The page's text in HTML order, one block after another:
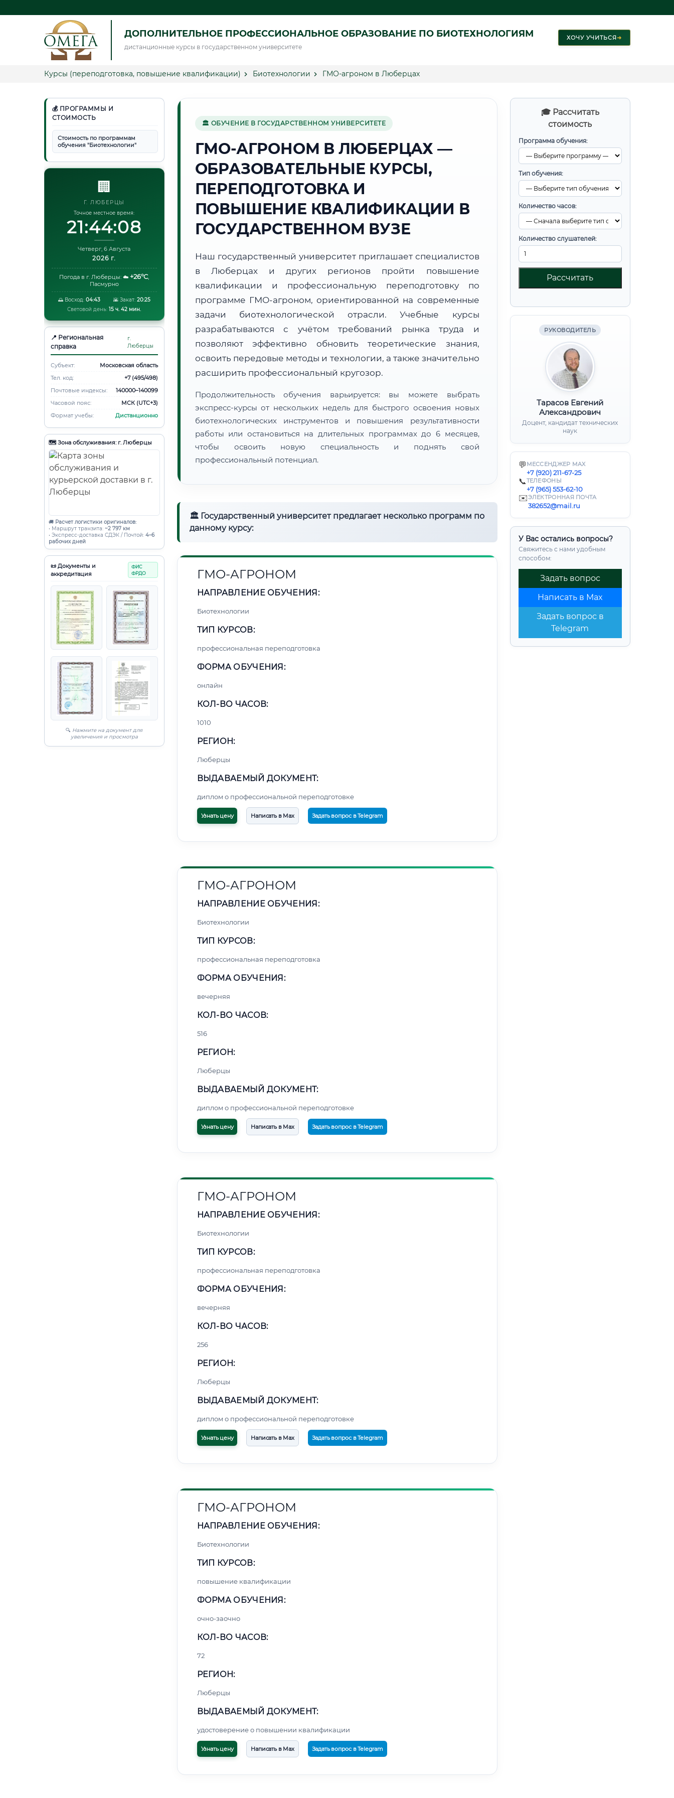
ДОПОЛНИТЕЛЬНОЕ ПРОФЕССИОНАЛЬНОЕ ОБРАЗОВАНИЕ ПО БИОТЕХНОЛОГИЯМ
дистанционные курсы в государственном университете
ХОЧУ УЧИТЬСЯ➜
Курсы (переподготовка, повышение квалификации) Биотехнологии ГМО-агроном в Люберцах
💰 ПРОГРАММЫ И
СТОИМОСТЬ
Стоимость по программам
обучения "Биотехнологии"
🏢
Г. ЛЮБЕРЦЫ
Точное местное время:
21:44:09
Четверг, 6 Августа
2026 г.
Погода в г. Люберцы: ☁️ +26°C,
Пасмурно
🌅 Восход: 04:43 🌇 Закат: 20:25
Световой день: 15 ч. 42 мин.
📍 Региональная
справка
г.
Люберцы
Субъект:
Московская область
Тел. код:
+7 (495/498)
Почтовые индексы:
140000–140099
Часовой пояс:
МСК (UTC+3)
Формат учебы:
Дистанционно
🗺️ Зона обслуживания: г. Люберцы
🚚 Расчет логистики оригиналов:
• Маршрут транзита: ~2 797 км
• Экспресс-доставка СДЭК / Почтой: 4–6
рабочих дней
📜 Документы и
аккредитация
ФИС
ФРДО
🔍 Нажмите на документ для
увеличения и просмотра
🎓 Рассчитать
стоимость
Программа обучения:
Тип обучения:
Количество часов:
Количество слушателей:
Рассчитать
РУКОВОДИТЕЛЬ
Тарасов Евгений
Александрович
Доцент, кандидат технических
наук
💬 МЕССЕНДЖЕР MAX
+7 (920) 211-67-25
📞ТЕЛЕФОНЫ
+7 (965) 553-62-10
✉️ЭЛЕКТРОННАЯ ПОЧТА
382652@mail.ru
У Вас остались вопросы?
Свяжитесь с нами удобным
способом:
Задать вопрос
Написать в Max
Задать вопрос в
Telegram
🏛 ОБУЧЕНИЕ В ГОСУДАРСТВЕННОМ УНИВЕРСИТЕТЕ
ГМО-АГРОНОМ В ЛЮБЕРЦАХ —
ОБРАЗОВАТЕЛЬНЫЕ КУРСЫ,
ПЕРЕПОДГОТОВКА И
ПОВЫШЕНИЕ КВАЛИФИКАЦИИ В
ГОСУДАРСТВЕННОМ ВУЗЕ
Наш государственный университет приглашает специалистов
в Люберцах и других регионов пройти повышение
квалификации и профессиональную переподготовку по
программе ГМО-агроном, ориентированной на современные
задачи биотехнологической отрасли. Учебные курсы
разрабатываются с учётом требований рынка труда и
позволяют эффективно обновить теоретические знания,
освоить передовые методы и технологии, а также значительно
расширить профессиональный кругозор.
Продолжительность обучения варьируется: вы можете выбрать
экспресс-курсы от нескольких недель для быстрого освоения новых
биотехнологических инструментов и повышения результативности
работы или остановиться на длительных программах до 6 месяцев,
чтобы освоить новую специальность и поднять свой
профессиональный потенциал.
🏛 Государственный университет предлагает несколько программ по
данному курсу:
ГМО-АГРОНОМ
НАПРАВЛЕНИЕ ОБУЧЕНИЯ:
Биотехнологии
ТИП КУРСОВ:
профессиональная переподготовка
ФОРМА ОБУЧЕНИЯ:
онлайн
КОЛ-ВО ЧАСОВ:
1010
РЕГИОН:
Люберцы
ВЫДАВАЕМЫЙ ДОКУМЕНТ:
диплом о профессиональной переподготовке
Узнать цену Написать в Max Задать вопрос в Telegram
ГМО-АГРОНОМ
НАПРАВЛЕНИЕ ОБУЧЕНИЯ:
Биотехнологии
ТИП КУРСОВ:
профессиональная переподготовка
ФОРМА ОБУЧЕНИЯ:
вечерняя
КОЛ-ВО ЧАСОВ:
516
РЕГИОН:
Люберцы
ВЫДАВАЕМЫЙ ДОКУМЕНТ:
диплом о профессиональной переподготовке
Узнать цену Написать в Max Задать вопрос в Telegram
ГМО-АГРОНОМ
НАПРАВЛЕНИЕ ОБУЧЕНИЯ:
Биотехнологии
ТИП КУРСОВ:
профессиональная переподготовка
ФОРМА ОБУЧЕНИЯ:
вечерняя
КОЛ-ВО ЧАСОВ:
256
РЕГИОН:
Люберцы
ВЫДАВАЕМЫЙ ДОКУМЕНТ:
диплом о профессиональной переподготовке
Узнать цену Написать в Max Задать вопрос в Telegram
ГМО-АГРОНОМ
НАПРАВЛЕНИЕ ОБУЧЕНИЯ:
Биотехнологии
ТИП КУРСОВ:
повышение квалификации
ФОРМА ОБУЧЕНИЯ:
очно-заочно
КОЛ-ВО ЧАСОВ:
72
РЕГИОН:
Люберцы
ВЫДАВАЕМЫЙ ДОКУМЕНТ:
удостоверение о повышении квалификации
Узнать цену Написать в Max Задать вопрос в Telegram